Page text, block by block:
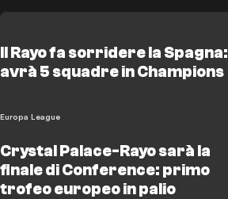
Il Rayo fa sorridere la Spagna:
avrà 5 squadre in Champions
Europa League
Crystal Palace-Rayo sarà la
finale di Conference: primo
trofeo europeo in palio